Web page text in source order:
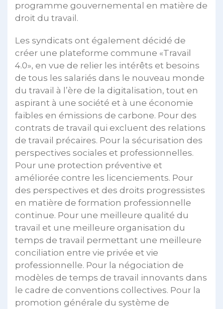
programme gouvernemental en matière de
droit du travail.
Les syndicats ont également décidé de
créer une plateforme commune «Travail
4.0», en vue de relier les intérêts et besoins
de tous les salariés dans le nouveau monde
du travail à l’ère de la digitalisation, tout en
aspirant à une société et à une économie
faibles en émissions de carbone. Pour des
contrats de travail qui excluent des relations
de travail précaires. Pour la sécurisation des
perspectives sociales et professionnelles.
Pour une protection préventive et
améliorée contre les licenciements. Pour
des perspectives et des droits progressistes
en matière de formation professionnelle
continue. Pour une meilleure qualité du
travail et une meilleure organisation du
temps de travail permettant une meilleure
conciliation entre vie privée et vie
professionnelle. Pour la négociation de
modèles de temps de travail innovants dans
le cadre de conventions collectives. Pour la
promotion générale du système de